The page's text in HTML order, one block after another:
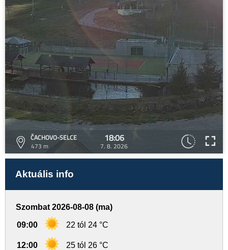
ČACHOVO-SELCE
473 m
18:06
7. 8. 2026
Aktuális info
Szombat 2026-08-08 (ma)
09:00 22 tól 24 °C
12:00 25 tól 26 °C